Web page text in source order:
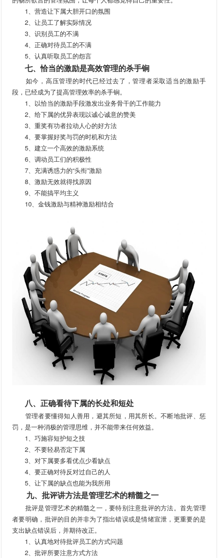
1、营造让下属大胆开口的氛围
2、让员工了解实际情况
3、识别员工的不满
4、正确对待员工的不满
5、认真听取员工的怨言
七、恰当的激励是高效管理的杀手锏
如今，高压管理的时代已经过去了，管理者采取适当的激励手
段，已经成为了提高管理效率的杀手锏。
1、以恰当的激励手段激发出业务骨干的工作能力
2、给下属的优异表现以诚心诚意的赞美
3、重奖有功者拉动人心的好方法
4、要掌握好奖与罚的时机和方法
5、建立一个高效的激励系统
6、调动员工们的积极性
7、充满诱惑力的“头衔”激励
8、激励无效就得找原因
9、不能搞平均主义
10、金钱激励与精神激励相结合
八、正确看待下属的长处和短处
管理者要懂得知人善用，避其所短，用其所长。不断地批评、惩
罚，是一种消极的管理思维，并不能带来任何效益。
1、巧施容短护短之技
2、不要轻易否定下属
3、对下属要多看优点少看缺点
4、要正确对待反对过自己的人
5、让下属的缺点也能为我所用
九、批评讲方法是管理艺术的精髓之一
批评是管理艺术的精髓之一，要特别注意批评的方法。首先管理
者要明确，批评的目的并非为了指出错误或是情绪宣泄，更重要的是
支出缺点错误后，并期待改正。
1、认真地对待批评员工的方式问题
2、批评所要注意方式方法